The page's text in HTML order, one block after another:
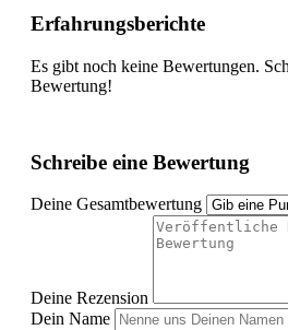
Erfahrungsberichte
Es gibt noch keine Bewertungen.
Bewertung!
Schreibe eine Bewertung
Deine Gesamtbewertung
Deine Rezension
Dein Name